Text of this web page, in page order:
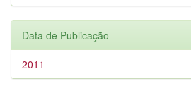
Data de Publicação
2011